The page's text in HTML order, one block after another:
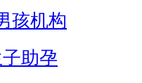
孩机构
助孕